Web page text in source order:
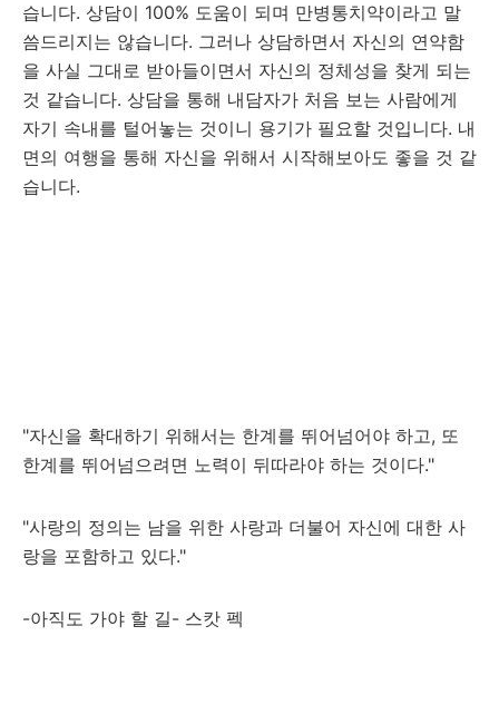
습니다. 상담이 100% 도움이 되며 만병통치약이라고 말
씀드리지는 않습니다. 그러나 상담하면서 자신의 연약함
을 사실 그대로 받아들이면서 자신의 정체성을 찾게 되는
것 같습니다. 상담을 통해 내담자가 처음 보는 사람에게
자기 속내를 털어놓는 것이니 용기가 필요할 것입니다. 내
면의 여행을 통해 자신을 위해서 시작해보아도 좋을 것 같
습니다.
"자신을 확대하기 위해서는 한계를 뛰어넘어야 하고, 또
한계를 뛰어넘으려면 노력이 뒤따라야 하는 것이다."
"사랑의 정의는 남을 위한 사랑과 더불어 자신에 대한 사
랑을 포함하고 있다."
-아직도 가야 할 길- 스캇 펙